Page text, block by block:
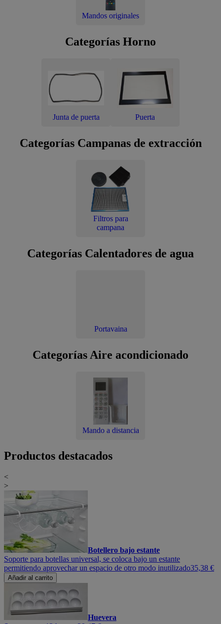
Mandos originales
Categorías Horno
Junta de puerta Puerta
Categorías Campanas de extracción
Filtros para
campana
Categorías Calentadores de agua
Portavaina
Categorías Aire acondicionado
Mando a distancia
Productos destacados
<
>
Botellero bajo estante
Soporte para botellas universal, se coloca bajo un estante
permitiendo aprovechar un espacio de otro modo inutilizado35,38 €
Añadir al carrito
Huevera